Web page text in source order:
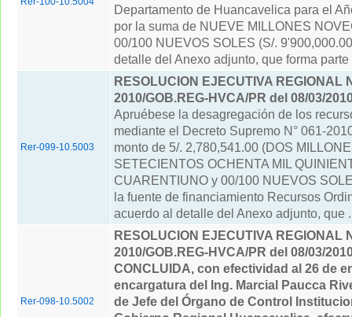
Departamento de Huancavelica para el
por la suma de NUEVE MILLONES
00/100 NUEVOS SOLES (S/.
detalle del Anexo adjunto, que forma parte
Rer-099-10.5003
RESOLUCION EJECUTIVA REGIONAL
2010/GOB.REG-HVCA/PR del 08/03/
Apruébese la desagregación de los
mediante el Decreto Supremo N° 061-
monto de 5/. 2,780,541.00 (DOS
SETECIENTOS OCHENTA MIL
CUARENTIUNO y 00/100 NUEVOS
la fuente de financiamiento Recursos
acuerdo al detalle del Anexo adjunto, que
Rer-098-10.5002
RESOLUCION EJECUTIVA REGIONAL
2010/GOB.REG-HVCA/PR del 08/03/
CONCLUIDA, con efectividad al 26 de
encargatura del Ing. Marcial Paucca
de Jefe del Órgano de Control